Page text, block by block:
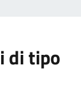
di tipo